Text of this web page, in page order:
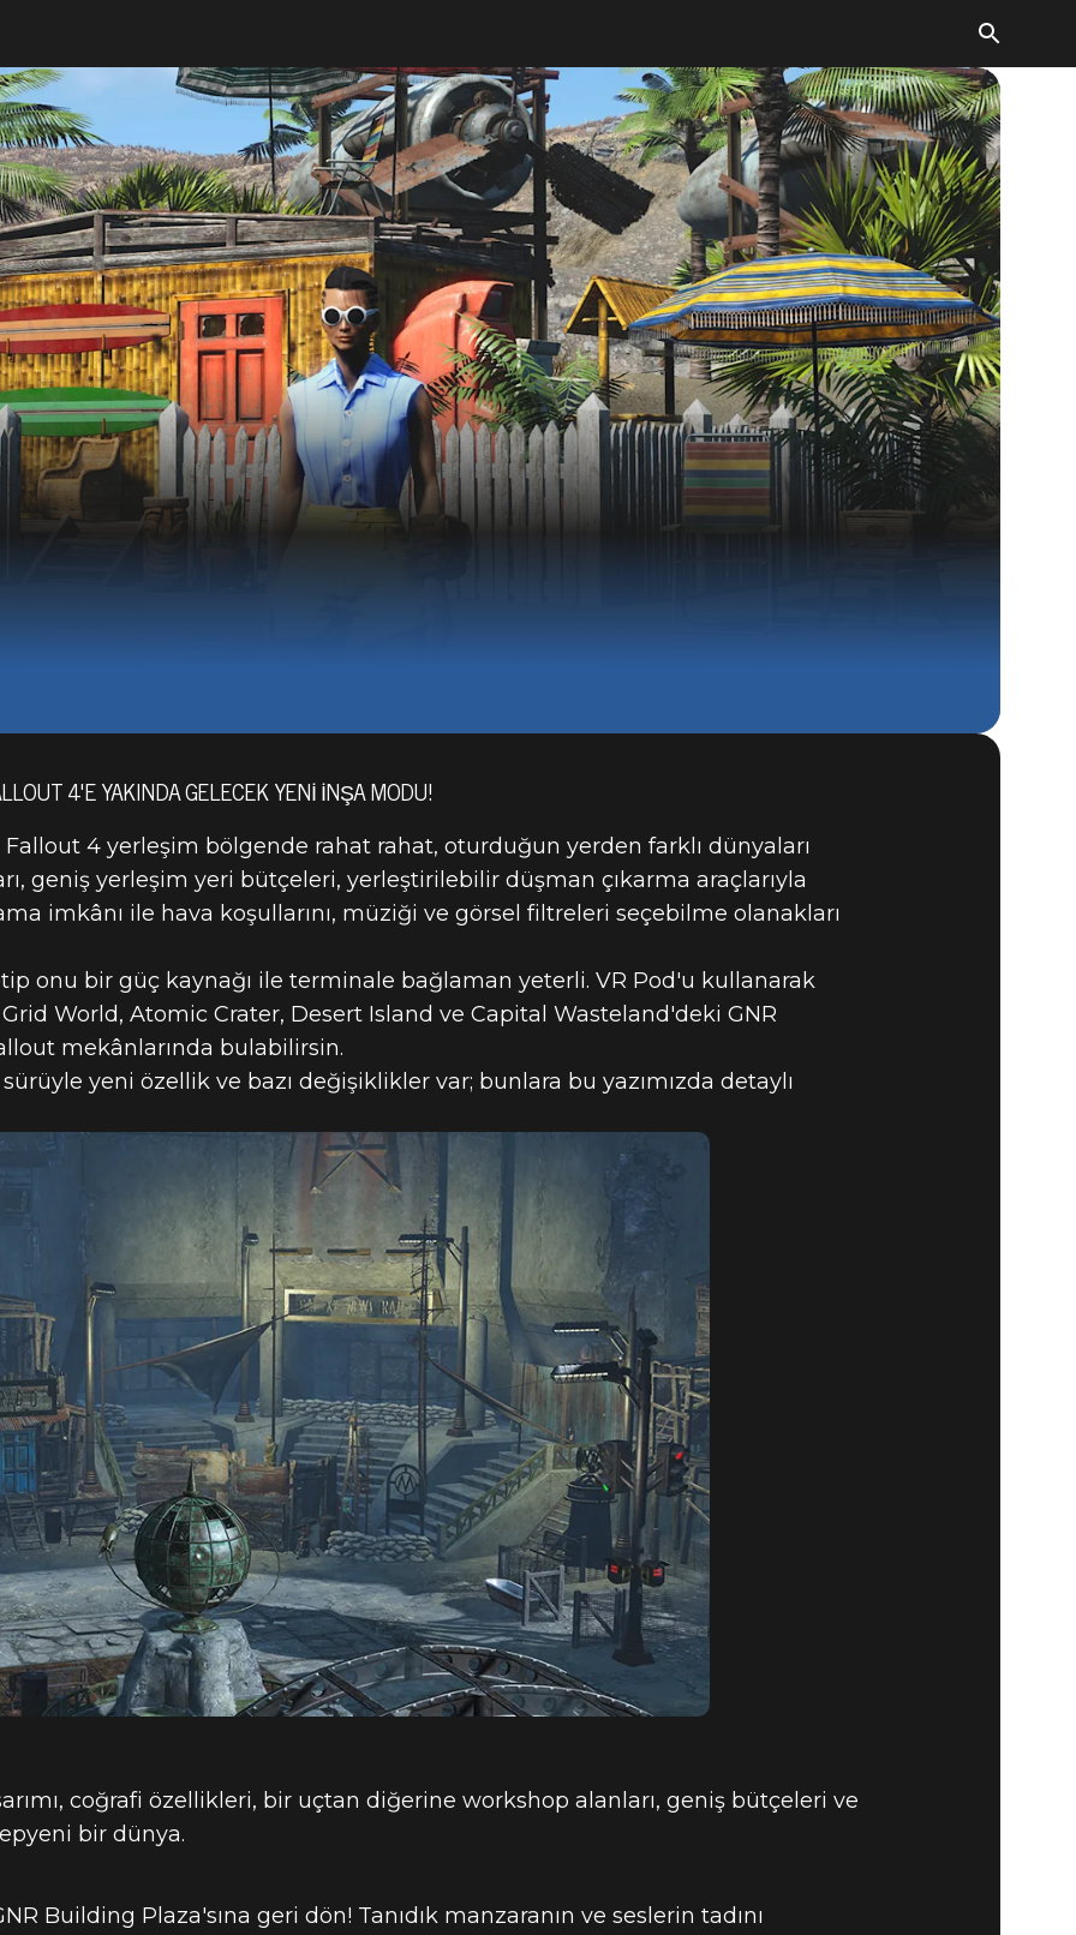
BUY
GAME
– VIRTUAL (SANAL)
YAKINDA GELIYOR
4'E YAKINDA GELECEK YENI INŞA MODU!
4 yerleşim bölgende rahat rahat, oturduğun yerden farklı dünyaları
geniş yerleşim yeri bütçeleri, yerleştirilebilir düşman çıkarma araçlarıyla
imkânı ile hava koşullarını, müziği ve görsel filtreleri seçebilme olanakları
onu bir güç kaynağı ile terminale bağlaman yeterli. VR Pod'u kullanarak
World, Atomic Crater, Desert Island ve Capital Wasteland'deki GNR
mekânlarında bulabilirsin.
yeni özellik ve bazı değişiklikler var; bunlara bu yazımızda detaylı
coğrafi özellikleri, bir uçtan diğerine workshop alanları, geniş bütçeleri ve
bir dünya.
Building Plaza'sına geri dön! Tanıdık manzaranın ve seslerin tadını